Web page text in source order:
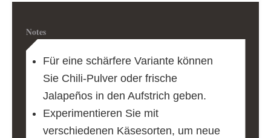
Notes
Für eine schärfere Variante können
Sie Chili-Pulver oder frische
Jalapeños in den Aufstrich geben.
Experimentieren Sie mit
verschiedenen Käsesorten, um neue